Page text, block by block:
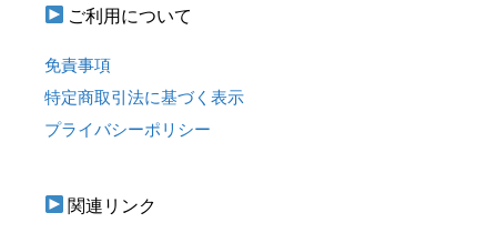
ご利用について
免責事項
特定商取引法に基づく表示
プライバシーポリシー
関連リンク